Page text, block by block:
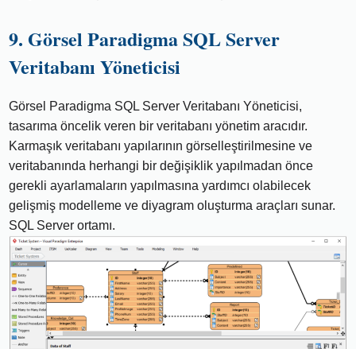
9. Görsel Paradigma SQL Server
Veritabanı Yöneticisi
Görsel Paradigma SQL Server Veritabanı Yöneticisi,
tasarıma öncelik veren bir veritabanı yönetim aracıdır.
Karmaşık veritabanı yapılarının görselleştirilmesine ve
veritabanında herhangi bir değişiklik yapılmadan önce
gerekli ayarlamaların yapılmasına yardımcı olabilecek
gelişmiş modelleme ve diyagram oluşturma araçları sunar.
SQL Server ortamı.